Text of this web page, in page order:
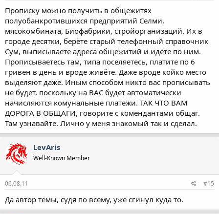
Прописку можно получить в общежитях
полуобанкротившихся предприятий Селми,
мясокомбината, Биофабрики, стройорганизаций. Их в
городе десятки, берёте старый телефонный справочник
Сум, выписываете адреса общежитий и идёте по ним.
Прописываетесь там, типа поселяетесь, платите по 6
гривен в день и вроде живёте. Даже вроде койко место
выделяют даже. Иным способом никто вас прописывать
не будет, поскольку на ВАС будет автоматически
начисляются комунальные платежи. ТАК ЧТО ВАМ
ДОРОГА В ОБЩАГИ, говорите с комендантами общаг.
Там узнавайте. Лично у меня знакомый так и сделал.
LevAris
Well-Known Member
06.08.11 #15
Да автор темы, судя по всему, уже сгинул куда то.